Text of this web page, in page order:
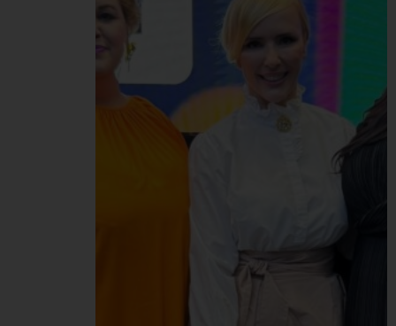
pohody, úsmevov a
priniesol vizibilitu nielen
Pelikánovi, ale aj
InstaGymu. Lenka
Vaňousová s hodinou jógy
doslova otvorila brány